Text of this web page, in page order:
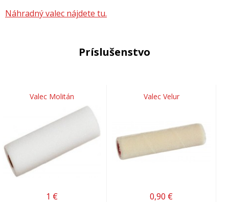
Náhradný valec nájdete tu.
Príslušenstvo
Valec Molitán
1 €
Valec Velur
0,90 €